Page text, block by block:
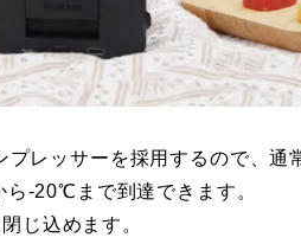
レッサーを採用するので、通
‐20℃まで到達できます。
じ込めます。